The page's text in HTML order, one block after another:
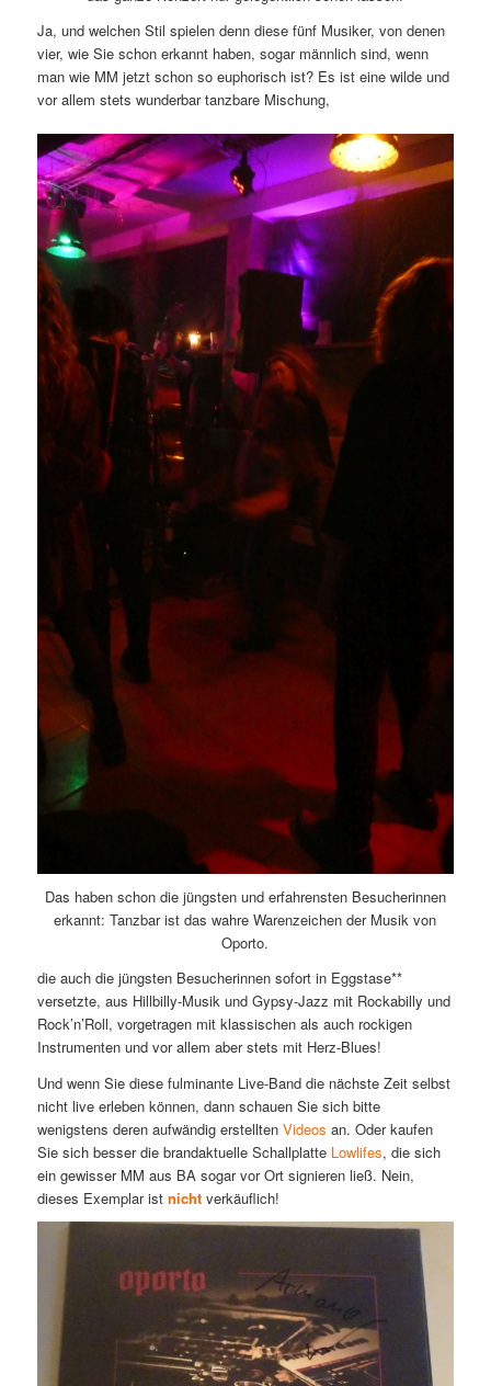
Ja, und welchen Stil spielen denn diese fünf Musiker, von denen
vier, wie Sie schon erkannt haben, sogar männlich sind, wenn
man wie MM jetzt schon so euphorisch ist? Es ist eine wilde und
vor allem stets wunderbar tanzbare Mischung,
Das haben schon die jüngsten und erfahrensten Besucherinnen
erkannt: Tanzbar ist das wahre Warenzeichen der Musik von
Oporto.
die auch die jüngsten Besucherinnen sofort in Eggstase**
versetzte, aus Hillbilly-Musik und Gypsy-Jazz mit Rockabilly und
Rock’n’Roll, vorgetragen mit klassischen als auch rockigen
Instrumenten und vor allem aber stets mit Herz-Blues!
Und wenn Sie diese fulminante Live-Band die nächste Zeit selbst
nicht live erleben können, dann schauen Sie sich bitte
wenigstens deren aufwändig erstellten Videos an. Oder kaufen
Sie sich besser die brandaktuelle Schallplatte Lowlifes, die sich
ein gewisser MM aus BA sogar vor Ort signieren ließ. Nein,
dieses Exemplar ist nichtverkäuflich!